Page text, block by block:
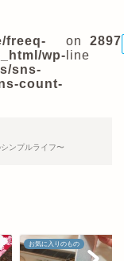
freeq-
wp-
sns-
count-
on
line
2897
ンプルライフ〜
DIY